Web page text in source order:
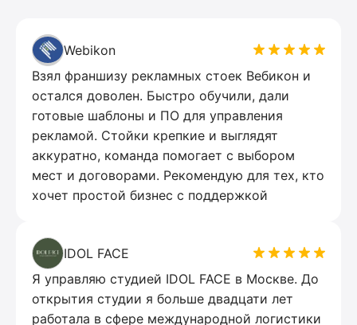
Webikon
Взял франшизу рекламных стоек Вебикон и
остался доволен. Быстро обучили, дали
готовые шаблоны и ПО для управления
рекламой. Стойки крепкие и выглядят
аккуратно, команда помогает с выбором
мест и договорами. Рекомендую для тех, кто
хочет простой бизнес с поддержкой
IDOL FACE
Я управляю студией IDOL FACE в Москве. До
открытия студии я больше двадцати лет
работала в сфере международной логистики